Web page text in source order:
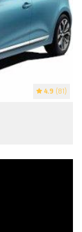
4.9 (81)